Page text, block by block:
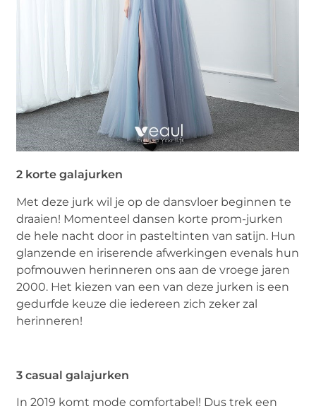
2 korte galajurken
Met deze jurk wil je op de dansvloer beginnen te
draaien! Momenteel dansen korte prom-jurken
de hele nacht door in pasteltinten van satijn. Hun
glanzende en iriserende afwerkingen evenals hun
pofmouwen herinneren ons aan de vroege jaren
2000. Het kiezen van een van deze jurken is een
gedurfde keuze die iedereen zich zeker zal
herinneren!
3 casual galajurken
In 2019 komt mode comfortabel! Dus trek een